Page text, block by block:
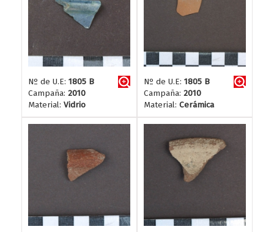
Nº de U.E: 1805 B
Campaña: 2010
Material: Vidrio
Nº de U.E: 1805 B
Campaña: 2010
Material: Cerámica